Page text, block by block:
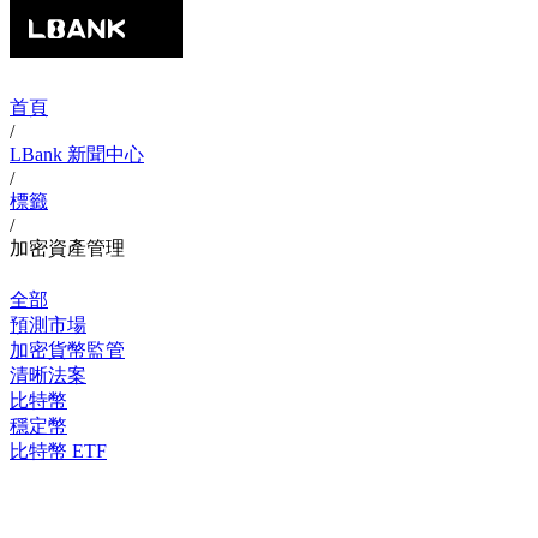
首頁
/
LBank 新聞中心
/
標籤
/
加密資產管理
全部
預測市場
加密貨幣監管
清晰法案
比特幣
穩定幣
比特幣 ETF